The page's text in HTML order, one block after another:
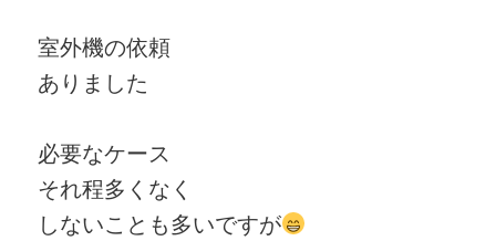
室外機の依頼
ありました
必要なケース
それ程多くなく
しないことも多いですが